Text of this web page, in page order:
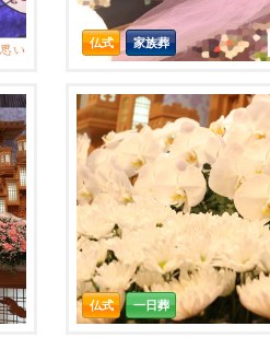
仏式 家族葬
仏式 一日葬